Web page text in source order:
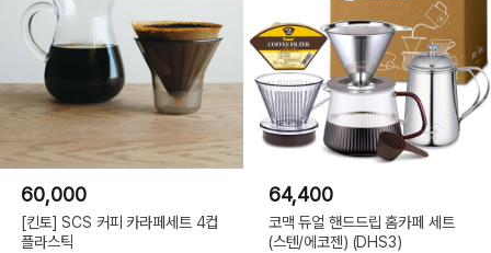
60,000
[킨토] SCS 커피 카라페세트 4컵
플라스틱
64,400
코맥 듀얼 핸드드립 홈카페 세트
(스텐/에코젠) (DHS3)